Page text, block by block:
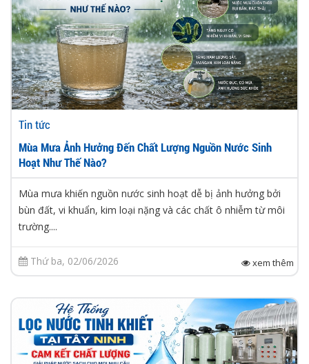
Tin tức
Mùa Mưa Ảnh Hưởng Đến Chất Lượng Nguồn Nước Sinh
Hoạt Như Thế Nào?
Mùa mưa khiến nguồn nước sinh hoạt dễ bị ảnh hưởng bởi
bùn đất, vi khuẩn, kim loại nặng và các chất ô nhiễm từ môi
trường....
Thứ ba, 02/06/2026 xem thêm